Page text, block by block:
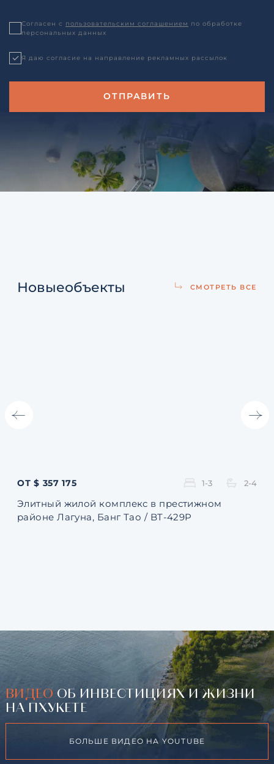
Согласен с пользовательским соглашением по обработке
персональных данных
Я даю согласие на направление рекламных рассылок
Новыеобъекты СМОТРЕТЬ ВСЕ
ОТ $ 357 175 1-3 2-4
Элитный жилой комплекс в престижном
районе Лагуна, Банг Тао / BT-429P
ВИДЕО ОБ ИНВЕСТИЦИЯХ И ЖИЗНИ
НА ПХУКЕТЕ
БОЛЬШЕ ВИДЕО НА YOUTUBE